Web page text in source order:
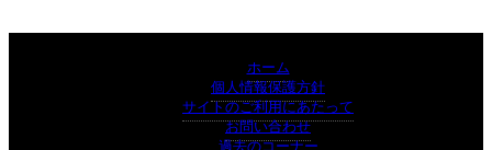
ホーム
個人情報保護方針
サイトのご利用にあたって
お問い合わせ
過去のコーナー